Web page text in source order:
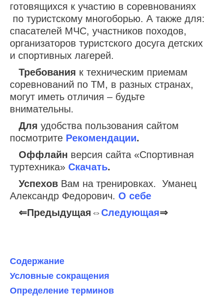
готовящихся к участию в соревнованиях
по туристскому многоборью. А также для:
спасателей МЧС, участников походов,
организаторов туристского досуга детских
и спортивных лагерей.
Требования к техническим приемам
соревнований по ТМ, в разных странах,
могут иметь отличия – будьте
внимательны.
Для удобства пользования сайтом
посмотрите Рекомендации.
Оффлайн версия сайта «Спортивная
туртехника» Скачать.
Успехов Вам на тренировках. Уманец
Александр Федорович. О себе
⇐Предыдущая⇔Следующая⇒
Содержание
Условные сокращения
Определение терминов